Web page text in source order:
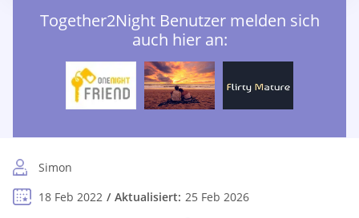
Together2Night Benutzer melden sich
auch hier an:
Simon
18 Feb 2022
Aktualisiert: 25 Feb 2026